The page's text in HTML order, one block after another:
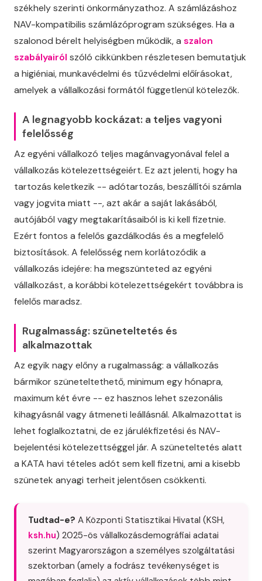
székhely szerinti önkormányzathoz. A számlázáshoz
NAV-kompatibilis számlázóprogram szükséges. Ha a
szalonod bérelt helyiségben működik, a szalon
szabályairól szóló cikkünkben részletesen bemutatjuk
a higiéniai, munkavédelmi és tűzvédelmi előírásokat,
amelyek a vállalkozási formától függetlenül kötelezők.
A legnagyobb kockázat: a teljes vagyoni
felelősség
Az egyéni vállalkozó teljes magánvagyonával felel a
vállalkozás kötelezettségeiért. Ez azt jelenti, hogy ha
tartozás keletkezik -- adótartozás, beszállítói számla
vagy jogvita miatt --, azt akár a saját lakásából,
autójából vagy megtakarításaiból is ki kell fizetnie.
Ezért fontos a felelős gazdálkodás és a megfelelő
biztosítások. A felelősség nem korlátozódik a
vállalkozás idejére: ha megszünteted az egyéni
vállalkozást, a korábbi kötelezettségekért továbbra is
felelős maradsz.
Rugalmasság: szüneteltetés és
alkalmazottak
Az egyik nagy előny a rugalmasság: a vállalkozás
bármikor szüneteltethető, minimum egy hónapra,
maximum két évre -- ez hasznos lehet szezonális
kihagyásnál vagy átmeneti leállásnál. Alkalmazottat is
lehet foglalkoztatni, de ez járulékfizetési és NAV-
bejelentési kötelezettséggel jár. A szüneteltetés alatt
a KATA havi tételes adót sem kell fizetni, ami a kisebb
szünetek anyagi terheit jelentősen csökkenti.
Tudtad-e? A Központi Statisztikai Hivatal (KSH,
ksh.hu) 2025-ös vállalkozásdemográfiai adatai
szerint Magyarországon a személyes szolgáltatási
szektorban (amely a fodrász tevékenységet is